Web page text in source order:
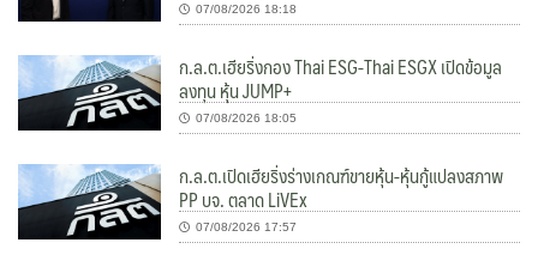
07/08/2026 18:18
ก.ล.ต.เฮียริ่งกอง Thai ESG-Thai ESGX เปิดข้อมูล
ลงทุน หุ้น JUMP+
07/08/2026 18:05
ก.ล.ต.เปิดเฮียริ่งร่างเกณฑ์ขายหุ้น-หุ้นกู้แปลงสภาพ
PP บจ. ตลาด LiVEx
07/08/2026 17:57